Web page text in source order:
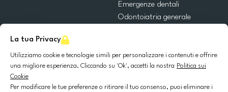
La tua Privacy
Utilizziamo cookie e tecnologie simili per personalizzare i contenuti e offrire
una migliore esperienza. Cliccando su 'Ok', accetti la nostra Politica sui
Cookie
Per modificare le tue preferenze o ritirare il tuo consenso, puoi eliminare i
Emergenze dentali
Odontoiatria generale
Implantologia dentale
Parodontologia